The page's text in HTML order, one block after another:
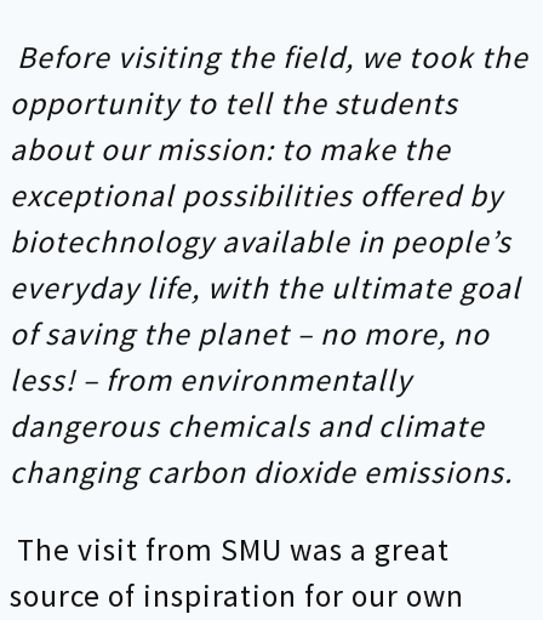
Before visiting the field, we took the
opportunity to tell the students
about our mission: to make the
exceptional possibilities offered by
biotechnology available in people’s
everyday life, with the ultimate goal
of saving the planet – no more, no
less! – from environmentally
dangerous chemicals and climate
changing carbon dioxide emissions.
The visit from SMU was a great
source of inspiration for our own